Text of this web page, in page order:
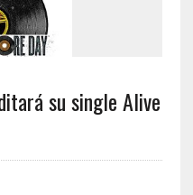
su single Alive